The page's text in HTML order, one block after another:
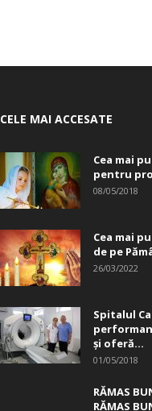
CELE MAI ACCESATE
Cea mai
pentru
08/05/2018
Cea mai
de pe
26/03/2022
Spitalul
și oferă...
01/05/2018
RĂMAS
RĂMAS